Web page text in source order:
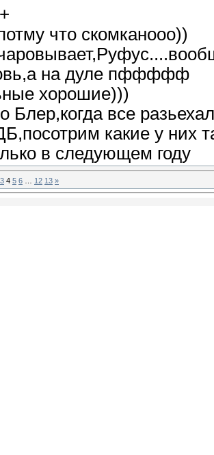
что скомканооо))
на дуле пффффф
хорошие)))
Блер,когда все
какие у них
в следующем году
3 4 5 6 12 13 »